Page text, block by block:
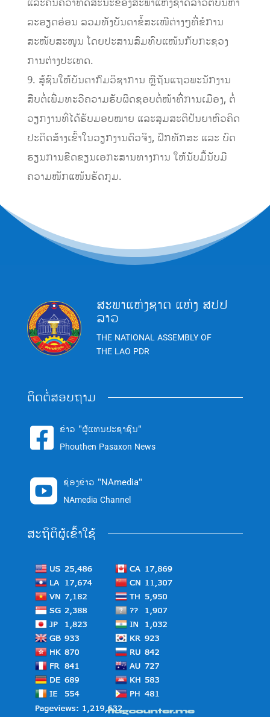
ລະອຽດອ່ອນ ລວມທັງບັນດາຂໍ້ສະເໜີຕ່າງໆທີ່ຂໍການ
ສະໜັບສະໜູນ ໂດຍປະສານສົມທົບແໜ້ນກັບກະຊວງ
ການຕ່າງປະເທດ.
9. ສູ້ຊົນໃຫ້ບັນດາກົມວິຊາການ ຫຼືຖັນແຖວພະນັກງານ
ສືບຕໍ່ເພີ່ມທະວີຄວາມຮັບຜິດຊອບຕໍ່ໜ້າທີ່ການເມືອງ, ຕໍ່
ວຽກງານທີ່ໄດ້ຮັບມອບໝາຍ ແລະສຸມສະຕິປັນຍາຫົວຄິດ
ປະດິດສ້າງເຂົ້າໃນວຽກງານຕົວຈິງ, ຝຶກທັກສະ ແລະ ບົດ
ຮຽນການຂີດຂຽນເອກະສານທາງການ ໃຫ້ນັບມື້ນັບມີ
ຄວາມໜັກແໜ້ນຮັດກຸມ.
ສະພາແຫ່ງຊາດ ແຫ່ງ ສປປ
ລາວ
THE NATIONAL ASSEMBLY OF
THE LAO PDR
ຕິດຕໍ່ສອບຖາມ
 ຂ່າວ "ຜູ້ແທນປະຊາຊົນ"
Phouthen Pasaxon News
 ຊ່ອງຂ່າວ "NAmedia"
NAmedia Channel
ສະຖິຕິຜູ້ເຂົ້າໃຊ້